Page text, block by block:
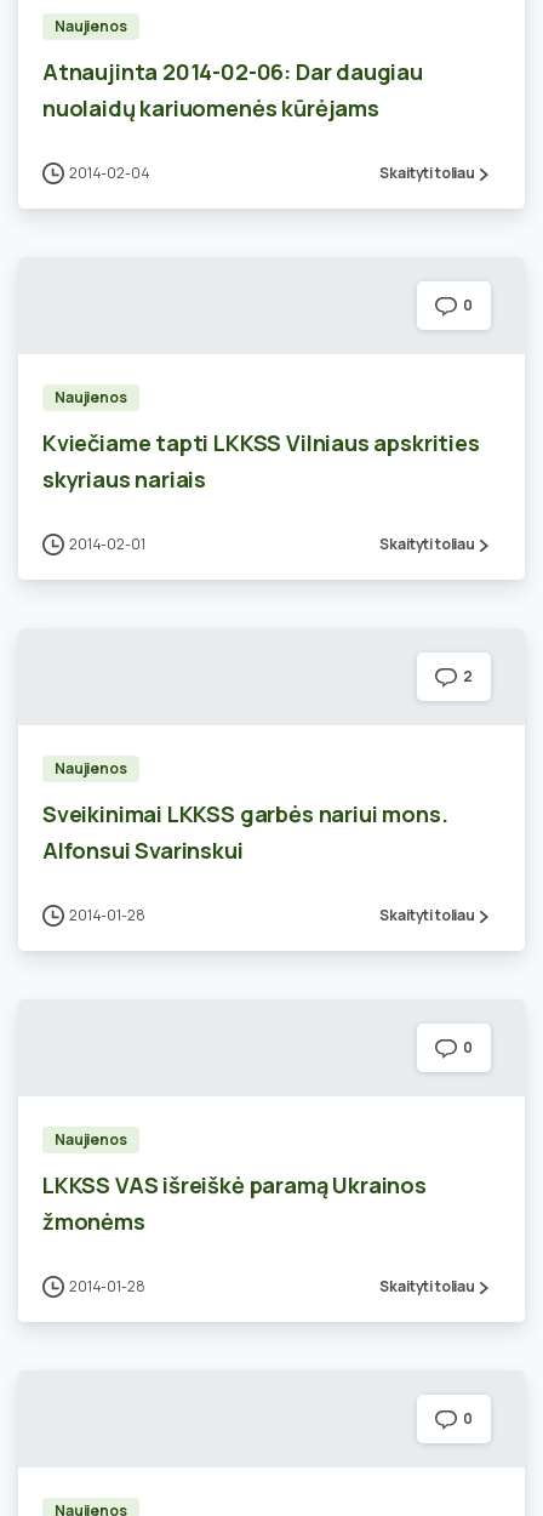
Naujienos
Atnaujinta 2014-02-06: Dar daugiau
nuolaidų kariuomenės kūrėjams
2014-02-04 Skaityti toliau
0
Naujienos
Kviečiame tapti LKKSS Vilniaus apskrities
skyriaus nariais
2014-02-01 Skaityti toliau
2
Naujienos
Sveikinimai LKKSS garbės nariui mons.
Alfonsui Svarinskui
2014-01-28 Skaityti toliau
0
Naujienos
LKKSS VAS išreiškė paramą Ukrainos
žmonėms
2014-01-28 Skaityti toliau
0
Naujienos